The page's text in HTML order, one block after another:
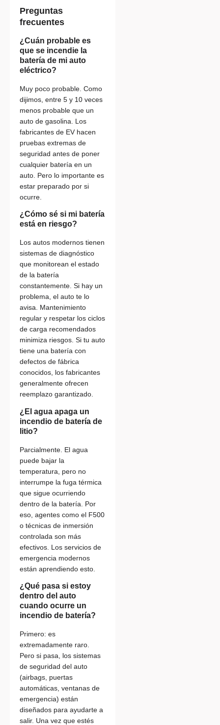
Preguntas
frecuentes
¿Cuán probable es
que se incendie la
batería de mi auto
eléctrico?
Muy poco probable. Como
dijimos, entre 5 y 10 veces
menos probable que un
auto de gasolina. Los
fabricantes de EV hacen
pruebas extremas de
seguridad antes de poner
cualquier batería en un
auto. Pero lo importante es
estar preparado por si
ocurre.
¿Cómo sé si mi batería
está en riesgo?
Los autos modernos tienen
sistemas de diagnóstico
que monitorean el estado
de la batería
constantemente. Si hay un
problema, el auto te lo
avisa. Mantenimiento
regular y respetar los ciclos
de carga recomendados
minimiza riesgos. Si tu auto
tiene una batería con
defectos de fábrica
conocidos, los fabricantes
generalmente ofrecen
reemplazo garantizado.
¿El agua apaga un
incendio de batería de
litio?
Parcialmente. El agua
puede bajar la
temperatura, pero no
interrumpe la fuga térmica
que sigue ocurriendo
dentro de la batería. Por
eso, agentes como el F500
o técnicas de inmersión
controlada son más
efectivos. Los servicios de
emergencia modernos
están aprendiendo esto.
¿Qué pasa si estoy
dentro del auto
cuando ocurre un
incendio de batería?
Primero: es
extremadamente raro.
Pero si pasa, los sistemas
de seguridad del auto
(airbags, puertas
automáticas, ventanas de
emergencia) están
diseñados para ayudarte a
salir. Una vez que estés